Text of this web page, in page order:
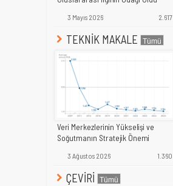
3 Mayıs 2026 2.617
TEKNİK MAKALE
Veri Merkezlerinin Yükselişi ve
Soğutmanın Stratejik Önemi
3 Ağustos 2026 1.360
ÇEVİRİ